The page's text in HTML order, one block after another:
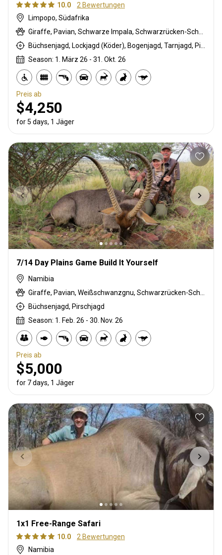
10.0
2 Bewertungen
Limpopo, Südafrika
Season: 1. März 26 - 31. Okt. 26
Preis ab
$4,250
for 5 days, 1 Jäger
7/14 Day Plains Game Build It Yourself
Namibia
Büchsenjagd, Pirschjagd
Season: 1. Feb. 26 - 30. Nov. 26
Preis ab
$5,000
for 7 days, 1 Jäger
1x1 Free-Range Safari
10.0
2 Bewertungen
Namibia